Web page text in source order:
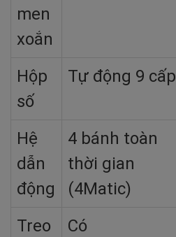
men
xoắn
Hộp
số
Tự động 9 cấp
Hệ
dẫn
động
4 bánh toàn
thời gian
(4Matic)
Treo
Có